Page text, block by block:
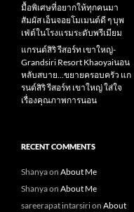
มื้อพิเศษที่อยากให้ทุกคนมา
สัมผัส เอ็นจอยโมเมนต์ดี ๆ บุพ
เฟ่ต์ในโรงแรมระดับพรีเมียม
แกรนด์สิริ​ รีสอร์ท​ เขาใหญ่​-
Grandsiri​ Resort​ Khaoyaiนอน
หลับสบาย…ขยายครอบครัว แก
รนด์สิริ รีสอร์ท เขาใหญ่ ใส่ใจ
เรื่องคุณภาพการนอน
RECENT COMMENTS
Shanyaon About Me
Shanyaon About Me
sareerapat intarsirion About